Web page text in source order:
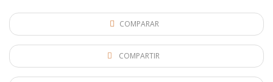
COMPARAR
COMPARTIR